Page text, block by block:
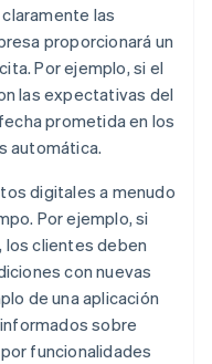
las
proporcionará un
Por ejemplo, si el
las expectativas del
prometida en los
automática.
digitales a menudo
Por ejemplo, si
los clientes deben
con nuevas
de una aplicación
sobre
funcionalidades